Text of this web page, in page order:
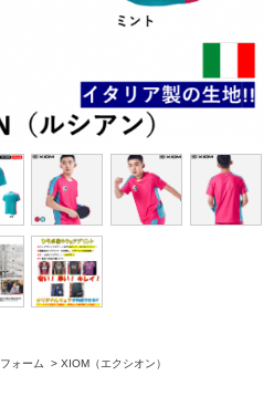
ォーム > XIOM（エクシオン）